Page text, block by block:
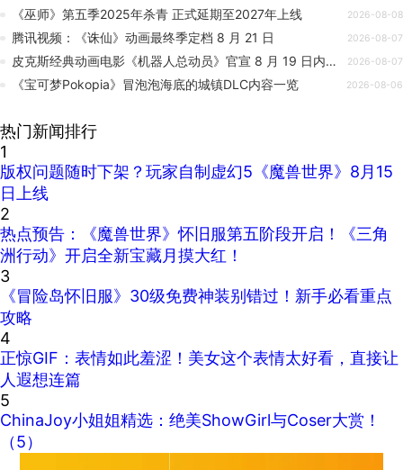
《巫师》第五季2025年杀青 正式延期至2027年上线 2026-08-08
腾讯视频：《诛仙》动画最终季定档 8 月 21 日 2026-08-07
皮克斯经典动画电影《机器人总动员》官宣 8 月 19 日内地首次公映 2026-08-07
《宝可梦Pokopia》冒泡泡海底的城镇DLC内容一览 2026-08-06
热门新闻排行
1
版权问题随时下架？玩家自制虚幻5《魔兽世界》8月15
日上线
2
热点预告：《魔兽世界》怀旧服第五阶段开启！《三角
洲行动》开启全新宝藏月摸大红！
3
《冒险岛怀旧服》30级免费神装别错过！新手必看重点
攻略
4
正惊GIF：表情如此羞涩！美女这个表情太好看，直接让
人遐想连篇
5
ChinaJoy小姐姐精选：绝美ShowGirl与Coser大赏！
（5）